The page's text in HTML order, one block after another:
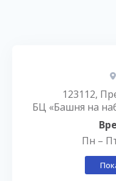
123112,
БЦ «Башня на
Пн –